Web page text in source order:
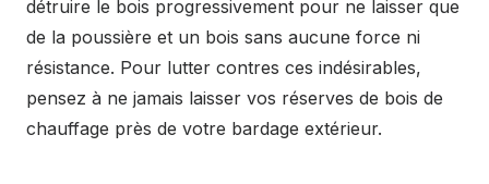
détruire le bois progressivement pour ne laisser que
de la poussière et un bois sans aucune force ni
résistance. Pour lutter contres ces indésirables,
pensez à ne jamais laisser vos réserves de bois de
chauffage près de votre bardage extérieur.